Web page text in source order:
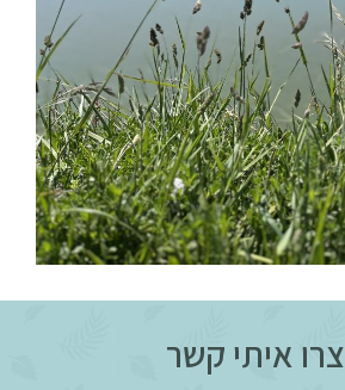
צרו איתי קשר